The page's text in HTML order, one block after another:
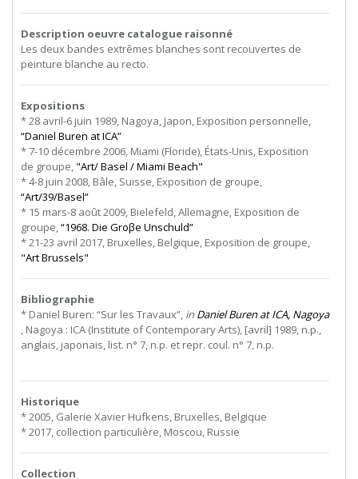
Description oeuvre catalogue raisonné
Les deux bandes extrêmes blanches sont recouvertes de
peinture blanche au recto.
Expositions
* 28 avril-6 juin 1989, Nagoya, Japon, Exposition personnelle,
“Daniel Buren at ICA”
* 7-10 décembre 2006, Miami (Floride), États-Unis, Exposition
de groupe, "Art/ Basel / Miami Beach"
* 4-8 juin 2008, Bâle, Suisse, Exposition de groupe,
“Art/39/Basel”
* 15 mars-8 août 2009, Bielefeld, Allemagne, Exposition de
groupe,“1968. Die Groβe Unschuld”
* 21-23 avril 2017, Bruxelles, Belgique, Exposition de groupe,
"Art Brussels"
Bibliographie
* Daniel Buren: “Sur les Travaux”, in Daniel Buren at ICA, Nagoya
, Nagoya : ICA (Institute of Contemporary Arts), [avril] 1989, n.p.,
anglais, japonais, list. n° 7, n.p. et repr. coul. n° 7, n.p.
Historique
* 2005, Galerie Xavier Hufkens, Bruxelles, Belgique
* 2017, collection particulière, Moscou, Russie
Collection